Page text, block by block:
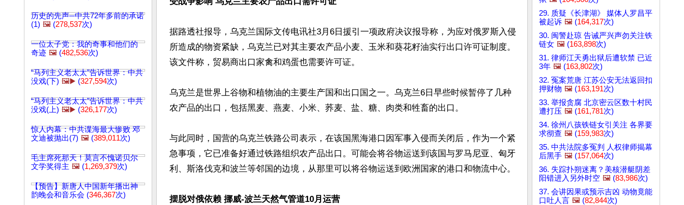
历史的先声─中共72年多前的承诺
(1) 🖼️ (278,537次)
一位太子党：我的奇事和他们的
奇迹 🖼️ (482,536次)
“马列主义老太太”告诉世界：中共
没戏(下) 🖼️▶️ (327,594次)
“马列主义老太太”告诉世界：中共
没戏(上) 🖼️▶️ (326,177次)
惊人内幕：中共谍海最大惨败 邓
文迪被抛出(7) 🖼️ (389,011次)
毛主席死那天！莫言不愧诺贝尔
文学奖得主 🖼️ (1,269,379次)
【预告】新唐人中国新年播出神
韵晚会和音乐会 (346,367次)
据路透社报导，乌克兰国际文传电讯社3月6日援引一项政府决议报导称，为应对俄罗斯入侵
所造成的物资紧缺，乌克兰已对其主要农产品小麦、玉米和葵花籽油实行出口许可证制度。
该文件称，贸易商出口家禽和鸡蛋也需要许可证。
乌克兰是世界上谷物和植物油的主要生产国和出口国之一。乌克兰6日早些时候暂停了几种
农产品的出口，包括黑麦、燕麦、小米、荞麦、盐、糖、肉类和牲畜的出口。
与此同时，国营的乌克兰铁路公司表示，在该国黑海港口因军事入侵而关闭后，作为一个紧
急事项，它已准备好通过铁路组织农产品出口。可能会将谷物运送到该国与罗马尼亚、匈牙
利、斯洛伐克和波兰等邻国的边境，从那里可以将谷物运送到欧洲国家的港口和物流中心。
摆脱对俄依赖 挪威-波兰天然气管道10月运营
29. 质疑《长津湖》 媒体人罗昌平
被起诉 🖼️ (164,317次)
30. 闽警赴琼 告诫严兴声勿关注铁
链女 🖼️ (163,898次)
31. 律师江天勇出狱后遭软禁 已近
3年 🖼️ (163,802次)
32. 冤案荒唐 江苏公安无法返回扣
押财物 🖼️ (163,191次)
33. 举报贪腐 北京密云区数十村民
遭打压 🖼️ (161,781次)
34. 徐州八孩铁链女引关注 各界要
求彻查 🖼️ (159,983次)
35. 中共法院多冤判 人权律师揭幕
后黑手 🖼️ (157,064次)
36. 失踪扑朔迷离？美核潜艇阴差
阳错进入另外时空 🖼️ (83,986次)
37. 会讲因果或预示吉凶 动物竟能
口吐人言 🖼️ (82,844次)